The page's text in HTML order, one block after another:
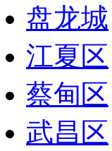
盘龙城
江夏区
蔡甸区
武昌区